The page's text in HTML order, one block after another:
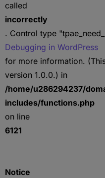
called
incorrectly
. Control type
Debugging in WordPress
for more information.
version 1.0.0.) in
/home/u286294237/
includes/functions.php
on line
6121
Notice